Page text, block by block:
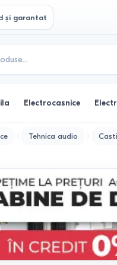
și garantat
Electrocasnice
Tehnica audio Casti